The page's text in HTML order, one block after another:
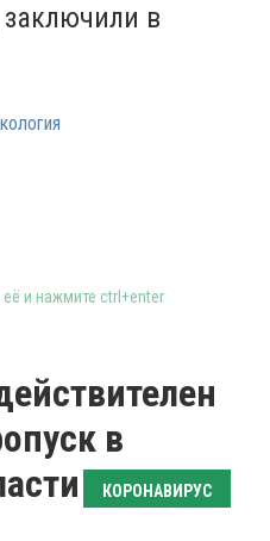
в
её и нажмите ctrl+enter
в
КОРОНАВИРУС